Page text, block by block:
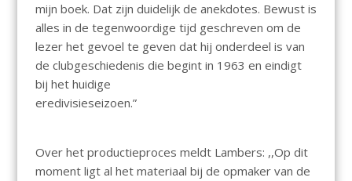
mijn boek. Dat zijn duidelijk de anekdotes. Bewust is
alles in de tegenwoordige tijd geschreven om de
lezer het gevoel te geven dat hij onderdeel is van
de clubgeschiedenis die begint in 1963 en eindigt
bij het huidige
eredivisieseizoen.”
Over het productieproces meldt Lambers: ,,Op dit
moment ligt al het materiaal bij de opmaker van de